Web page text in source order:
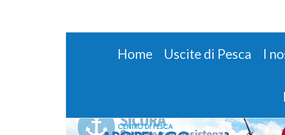
Home Uscite di Pesca I